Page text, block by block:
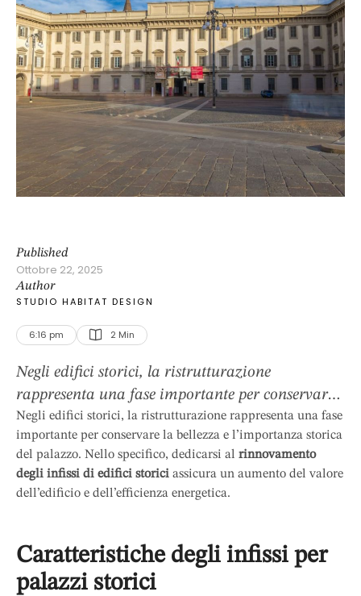
Published
Ottobre 22, 2025
Author
STUDIO HABITAT DESIGN
6:16 pm 2 Min
Negli edifici storici, la ristrutturazione
rappresenta una fase importante per conservare
la bellezza e l’importanza storica del palazzo.
Nello specifico, dedicarsi al rinnovamento degli
infissi di edifici storici assicura un aumento del
valore dell’edificio e dell’efficienza energetica.
architettonico dell’edificio. Solitamente, il
materiale …
Negli edifici storici, la ristrutturazione rappresenta una fase
importante per conservare la bellezza e l’importanza storica
del palazzo. Nello specifico, dedicarsi al rinnovamento
degli infissi di edifici storici assicura un aumento del valore
dell’edificio e dell’efficienza energetica.
Caratteristiche degli infissi per
palazzi storici